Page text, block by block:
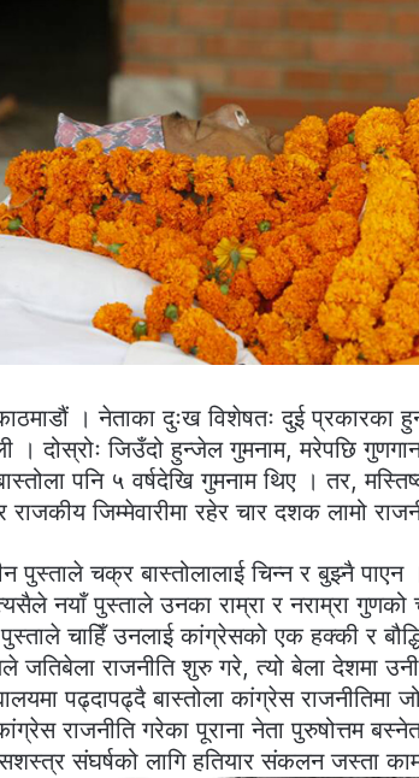
। नेताका दुःख विशेषतः दुई प्रकारका
। दोस्रोः जिउँदो हुन्जेल गुमनाम, मरेपछि
पनि ५ वर्षदेखि गुमनाम थिए । तर,
राजकीय जिम्मेवारीमा रहेर चार दशक लामो
पुस्ताले चक्र बास्तोलालाई चिन्न र बुझ्नै
नयाँ पुस्ताले उनका राम्रा र नराम्रा गुणको
चाहिँ उनलाई कांग्रेसको एक हक्की र
जतिबेला राजनीति शुरु गरे, त्यो बेला देशमा
पढ्दापढ्दै बास्तोला कांग्रेस राजनीतिमा
राजनीति गरेका पूराना नेता पुरुषोत्तम
संघर्षको लागि हतियार संकलन जस्ता